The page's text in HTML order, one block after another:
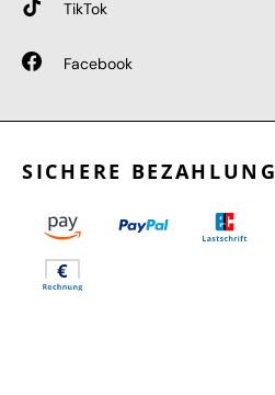
TikTok
Facebook
SICHERE BEZAHLUNG